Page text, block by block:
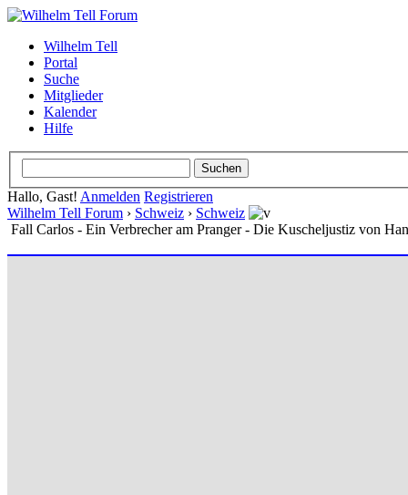
Wilhelm Tell
Portal
Suche
Mitglieder
Kalender
Hilfe
Hallo, Gast! Anmelden Registrieren
Wilhelm Tell Forum › Schweiz › Schweiz
Fall Carlos - Ein Verbrecher am Pranger - Die Kuscheljustiz von